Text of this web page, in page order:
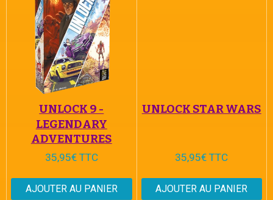
UNLOCK 9 -
LEGENDARY
ADVENTURES
35,95€ TTC
AJOUTER AU PANIER
UNLOCK STAR WARS
35,95€ TTC
AJOUTER AU PANIER